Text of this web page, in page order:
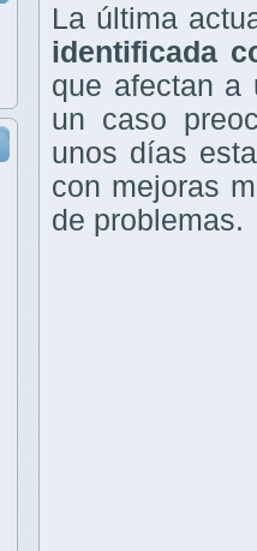
La última
identificada
que afectan a
un caso
unos días
con mejoras
de problemas.